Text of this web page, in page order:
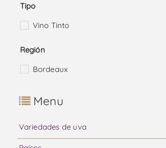
Tipo
Vino Tinto
Región
Bordeaux
Menu
Variedades de uva